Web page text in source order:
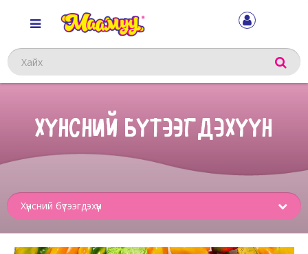
Хайх
ХҮНСНИЙ БҮТЭЭГДЭХҮҮН